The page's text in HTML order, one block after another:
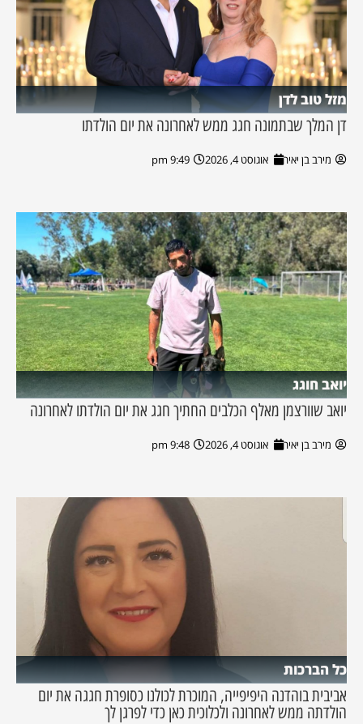
מזל טוב לדן
דן המלך שבתמונה חגג ממש לאחרונה את יום הולדתו
מירב בן יאיר אוגוסט 4, 2026 9:49 pm
יואב חוגג
יואב שוורצמן מאלף הכלבים החתיך חגג את יום הולדתו לאחרונה
מירב בן יאיר אוגוסט 4, 2026 9:48 pm
כל הברכות
אביבית בוהדנה היפיפייה, המוכרת לכולנו כסופרת חגגה את יום
הולדתה ממש לאחרונה ולכלוכית כאן כדי לפרגן לך